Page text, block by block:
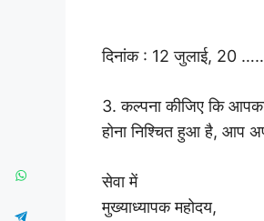
दिनांक : 12 जुलाई, 20
3. कल्पना कीजिए कि आपका
होना निश्चित हुआ है, आप
सेवा में
मुख्याध्यापक महोदय,